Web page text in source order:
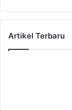
Artikel Terbaru